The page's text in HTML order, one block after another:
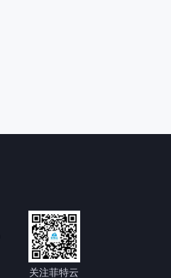
关注菲特云